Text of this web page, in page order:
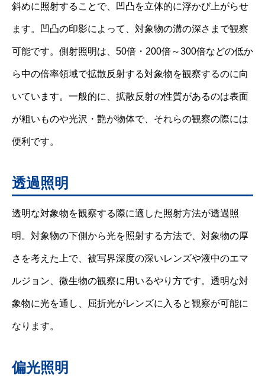
斜めに照射することで、凹凸を立体的に浮かび上がらせ
ます。凹凸の印影によって、対象物の溝の深さまで観察
可能です。側射照明は、50倍・200倍～300倍などの低か
ら中の倍率領域で拡散反射する対象物を観察するのに向
いています。一般的に、拡散反射の性質があるのは表面
が粗いものや光沢・艶が物体で、それらの観察の際には
便利です。
透過照明
透明な対象物を観察する際に適した照射方法が透過照
明。対象物の下側から光を照射する方法で、対象物の厚
さを考えた上で、被写界深度の深いレンズや液中のエマ
ルジョン、微生物の観察に用いるやり方です。透明な対
象物に光を通し、屈折光がレンズに入ると観察が可能に
なります。
偏光照明